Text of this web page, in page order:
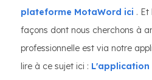
plateforme MotaWord ici . Et
façons dont nous cherchons à
professionnelle est via notre
lire à ce sujet ici :